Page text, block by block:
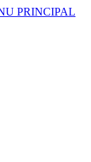
PRINCIPAL